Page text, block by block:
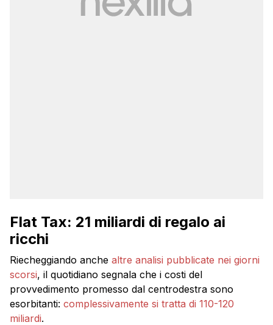
Flat Tax: 21 miliardi di regalo ai
ricchi
Riecheggiando anche altre analisi pubblicate nei giorni
scorsi, il quotidiano segnala che i costi del
provvedimento promesso dal centrodestra sono
esorbitanti: complessivamente si tratta di 110-120
miliardi.